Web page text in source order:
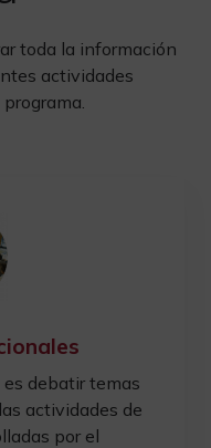
toda la información
actividades
debatir temas
actividades de
por el